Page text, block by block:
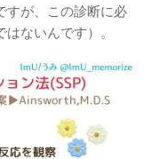
すが、この診断に必
ないんです）。